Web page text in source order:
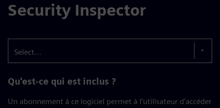
Security Inspector
Select...
Qu'est-ce qui est inclus ?
Un abonnement à ce logiciel permet à l'utilisateur d'accéder